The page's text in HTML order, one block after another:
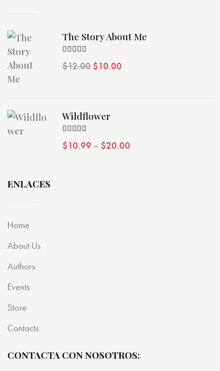
The Story About Me
Valorado
con4.00
$12.00 $10.00
Wildflower
Valorado
con4.00
$10.99 – $20.00
ENLACES
Home
About Us
Authors
Events
Store
Contacts
CONTACTA CON NOSOTROS: